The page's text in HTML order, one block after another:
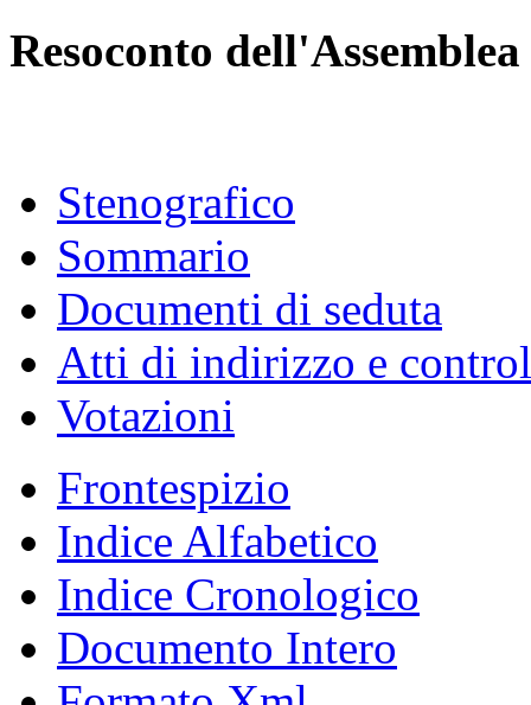
Resoconto dell'Assemblea
Stenografico
Sommario
Documenti di seduta
Atti di indirizzo e
Votazioni
Frontespizio
Indice Alfabetico
Indice Cronologico
Documento Intero